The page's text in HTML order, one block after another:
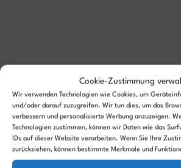
Cookie-Zustimmung
Wir verwenden Technologien wie Cookies, um
und/oder darauf zuzugreifen. Wir tun dies, um das
verbessern und personalisierte Werbung anzuzeigen.
Technologien zustimmen, können wir Daten wie das
IDs auf dieser Website verarbeiten. Wenn Sie Ihre
zurückziehen, können bestimmte Merkmale und
85%
Reinigung Teppiche
80%
Navigation & Funktion